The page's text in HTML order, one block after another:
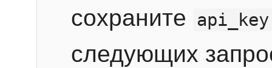
сохраните
api_key
следующих